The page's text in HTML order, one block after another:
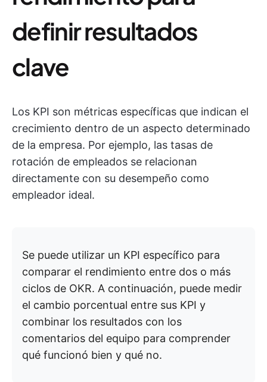
definir resultados
clave
Los KPI son métricas específicas que indican el
crecimiento dentro de un aspecto determinado
de la empresa. Por ejemplo, las tasas de
rotación de empleados se relacionan
directamente con su desempeño como
empleador ideal.
Se puede utilizar un KPI específico para
comparar el rendimiento entre dos o más
ciclos de OKR. A continuación, puede medir
el cambio porcentual entre sus KPI y
combinar los resultados con los
comentarios del equipo para comprender
qué funcionó bien y qué no.